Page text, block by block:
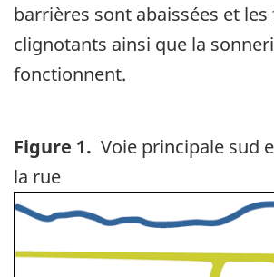
barrières sont abaissées et les
clignotants ainsi que la
fonctionnent.
Figure 1. Voie principale sud
la rue
Image